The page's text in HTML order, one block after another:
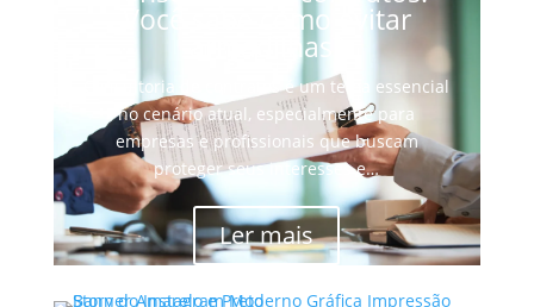
Você sabe como evitar
armadilhas?
Consultoria de contratos é um tema essencial
no cenário atual, especialmente para
empresas e profissionais que buscam
proteger seus interesses e…
Ler mais